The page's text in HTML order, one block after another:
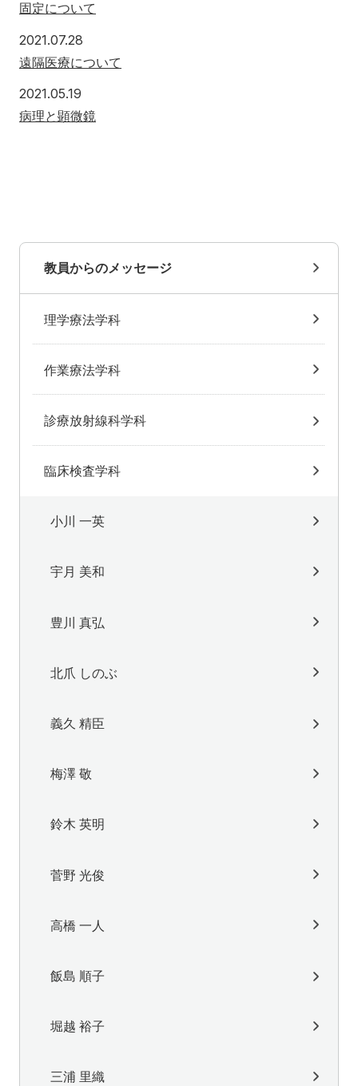
固定について
2021.07.28
遠隔医療について
2021.05.19
病理と顕微鏡
教員からのメッセージ
理学療法学科
作業療法学科
診療放射線科学科
臨床検査学科
小川 一英
宇月 美和
豊川 真弘
北爪 しのぶ
義久 精臣
梅澤 敬
鈴木 英明
菅野 光俊
高橋 一人
飯島 順子
堀越 裕子
三浦 里織